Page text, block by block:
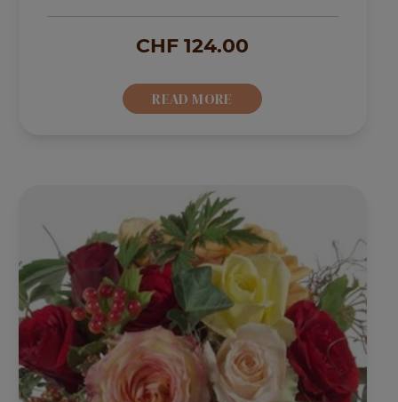
CHF 124.00
READ MORE